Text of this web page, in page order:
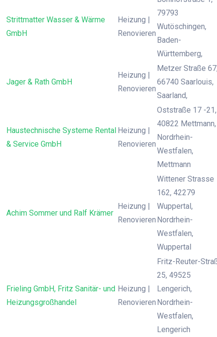
Strittmatter Wasser & Wärme
GmbH
Heizung |
Renovieren
79793
Wutöschingen,
Baden-
Württemberg,
Jager & Rath GmbH
Heizung |
Renovieren
Metzer Straße
66740 Saarlouis,
Saarland,
Haustechnische Systeme Rental
& Service GmbH
Heizung |
Renovieren
Oststraße 17 -21,
40822 Mettmann,
Nordrhein-
Westfalen,
Mettmann
Achim Sommer und Ralf Krämer
Heizung |
Renovieren
Wittener Strasse
162, 42279
Wuppertal,
Nordrhein-
Westfalen,
Wuppertal
Frieling GmbH, Fritz Sanitär- und
Heizungsgroßhandel
Heizung |
Renovieren
Fritz-Reuter-
25, 49525
Lengerich,
Nordrhein-
Westfalen,
Lengerich